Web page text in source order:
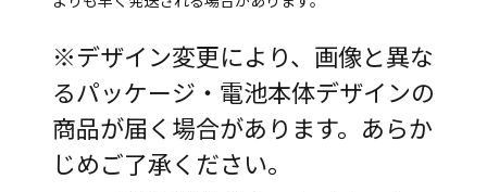
※デザイン変更により、画像と異な
るパッケージ・電池本体デザインの
商品が届く場合があります。あらか
じめご了承ください。